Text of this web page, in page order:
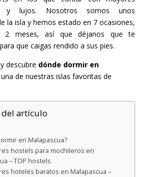
y lujos. Nosotros somos unos
la isla y hemos estado en 7 ocasiones,
2 meses, así que déjanos que te
que caigas rendido a sus pies.
descubre dónde dormir en
una de nuestras islas favoritas de
artículo
en Malapascua?
hostels para mochileros en
– TOP hostels
hoteles baratos en Malapascua –